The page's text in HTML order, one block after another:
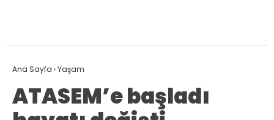
Ana Sayfa ›Yaşam
ATASEM’e başladı